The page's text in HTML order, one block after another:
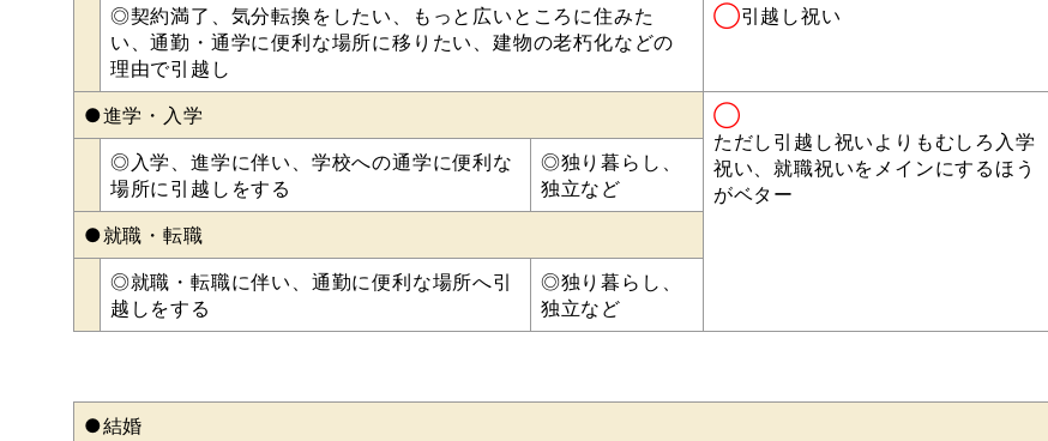
◎契約満了、気分転換をしたい、もっと広いところに住みた
い、通勤・通学に便利な場所に移りたい、建物の老朽化などの
理由で引越し
◯引越し祝い
●進学・入学
◯
ただし引越し祝いよりもむしろ入学
祝い、就職祝いをメインにするほう
がベター
◎入学、進学に伴い、学校への通学に便利な
場所に引越しをする
◎独り暮らし、
独立など
●就職・転職
◎就職・転職に伴い、通勤に便利な場所へ引
越しをする
◎独り暮らし、
独立など
●結婚